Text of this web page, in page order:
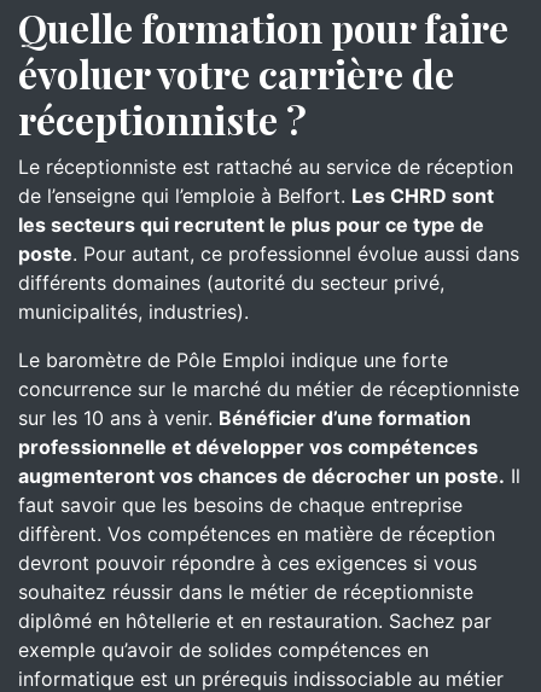
Quelle formation pour faire
évoluer votre carrière de
réceptionniste ?
Le réceptionniste est rattaché au service de réception
de l’enseigne qui l’emploie à Belfort. Les CHRD sont
les secteurs qui recrutent le plus pour ce type de
poste. Pour autant, ce professionnel évolue aussi dans
différents domaines (autorité du secteur privé,
municipalités, industries).
Le baromètre de Pôle Emploi indique une forte
concurrence sur le marché du métier de réceptionniste
sur les 10 ans à venir. Bénéficier d’une formation
professionnelle et développer vos compétences
augmenteront vos chances de décrocher un poste. Il
faut savoir que les besoins de chaque entreprise
diffèrent. Vos compétences en matière de réception
devront pouvoir répondre à ces exigences si vous
souhaitez réussir dans le métier de réceptionniste
diplômé en hôtellerie et en restauration. Sachez par
exemple qu’avoir de solides compétences en
informatique est un prérequis indissociable au métier